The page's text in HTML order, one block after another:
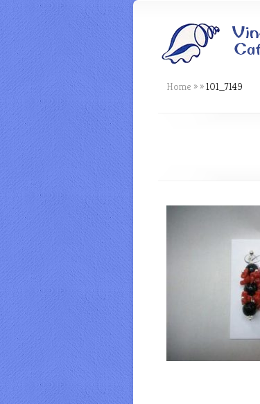
Home » »101_7149